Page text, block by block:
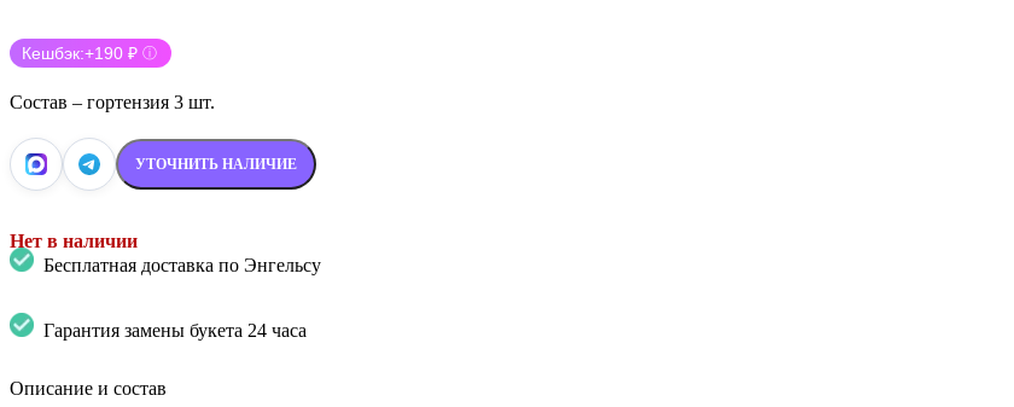
Кешбэк:+190 ₽ ⓘ
Состав – гортензия 3 шт.
УТОЧНИТЬ НАЛИЧИЕ
Нет в наличии
Бесплатная доставка по Энгельсу
Гарантия замены букета 24 часа
Описание и состав